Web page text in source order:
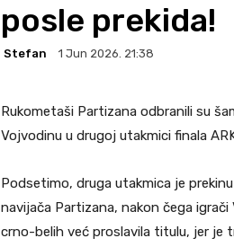
posle prekida!
Stefan 1 Jun 2026. 21:38
Rukometaši Partizana odbranili su
Vojvodinu u drugoj utakmici finala
Podsetimo, druga utakmica je
navijača Partizana, nakon čega
crno-belih već proslavila titulu, jer je